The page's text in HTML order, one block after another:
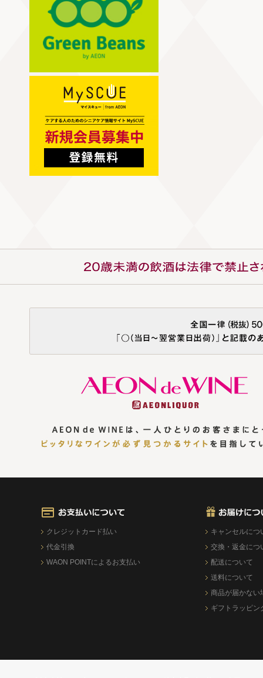
クレジットカード払い
代金引換
WAON POINTによるお支払い
キャンセルにつ
交換・返金につ
配送について
送料について
商品が届かない
ギフトラッピン